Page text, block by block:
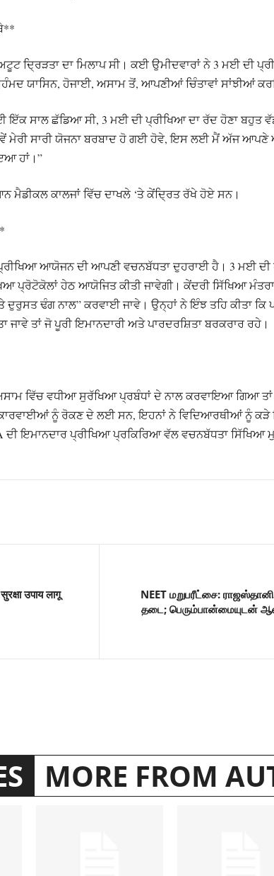
ਦ੍ਰਿੜਤਾ ਦਾ ਮਿਲਾਪ ਸੀ। ਕਈ ਉਮੀਦਵਾਰਾਂ ਨੇ 3 ਮਈ ਦੀ
ਯਾਸਿਨ, ਹੋਜਾਈ, ਅਸਾਮ ਤੋਂ, ਆਪਣੀਆਂ ਚਿੰਤਾਵਾਂ ਸਾਂਝੀਆਂ
ਇੱਕ ਸਾਲ ਛੱਡਿਆ ਸੀ, 3 ਮਈ ਦੀ ਪ੍ਰੀਖਿਆ ਦਾ ਰੱਦ ਹੋਣਾ ਬਹੁਤ
ਮੇਰੀ ਸਾਰੀ ਯੋਜਨਾ ਬਰਬਾਦ ਹੋ ਗਈ ਹੋਵੇ, ਇਸ ਲਈ ਮੈਂ ਅੱਜ
ਹਾਂ।”
ਕਾਲਜਾਂ ਵਿੱਚ ਦਾਖਲੇ ‘ਤੇ ਕੇਂਦ੍ਰਿਤ ਰੱਖੇ ਹੋਏ ਸਨ।
ਆਯੋਜਨ ਦੀ ਆਪਣੀ ਵਚਨਬੱਧਤਾ ਦੁਹਰਾਈ ਹੈ। 3 ਮਈ ਦੀ
ਪ੍ਰੋਟੋਕੋਲਾਂ ਹੇਠ ਆਯੋਜਿਤ ਕੀਤੀ ਜਾਵੇਗੀ। ਕੇਂਦਰੀ ਸਿੱਖਿਆ
ਢੰਗ ਨਾਲ” ਕਰਵਾਈ ਜਾਵੇ। ਉਨ੍ਹਾਂ ਨੇ ਇੰਝ ਤਹਿ ਕੀਤਾ ਕਿ
ਤਾਂ ਜੋ ਪੂਰੀ ਇਮਾਨਦਾਰੀ ਅਤੇ ਪਾਰਦਰਸ਼ਿਤਾ ਬਰਕਰਾਰ ਰਹੇ।
ਵਿੱਚ ਵਧੀਆ ਸੁਰੱਖਿਆ ਪ੍ਰਬੰਧਾਂ ਦੇ ਨਾਲ ਕਰਵਾਇਆ ਗਿਆ
ਨੂੰ ਰੋਕਣ ਦੇ ਲਈ ਸਨ, ਇਹਨਾਂ ਨੇ ਵਿਦਿਆਰਥੀਆਂ ਨੂੰ ਕੜੇ
ਇਮਾਨਦਾਰ ਪ੍ਰੀਖਿਆ ਪ੍ਰਕਿਰਿਆ ਵੱਲ ਵਚਨਬੱਧਤਾ ਸਿੱਖਿਆ
उपाय लागू
NEET மறுபரீட்சை:
தடை; பெரும்பான்மையுடன்
MORE FROM